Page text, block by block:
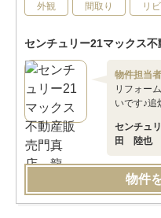
外観 間取り リ
センチュリー21マックス不
物件担当
リフォー
いです♪追
センチュ
田 陸也
物件